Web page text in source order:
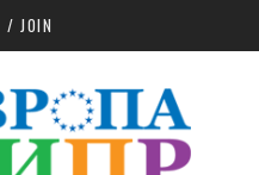
/ JOIN